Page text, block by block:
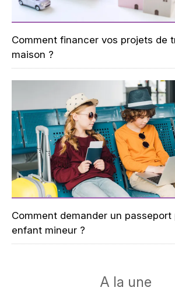
Comment financer vos projets de
maison ?
Comment demander un passeport
enfant mineur ?
A la une